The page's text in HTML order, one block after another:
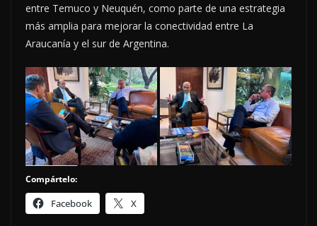
entre Temuco y Neuquén, como parte de una estrategia
más amplia para mejorar la conectividad entre La
Araucanía y el sur de Argentina.
Compártelo:
Facebook X